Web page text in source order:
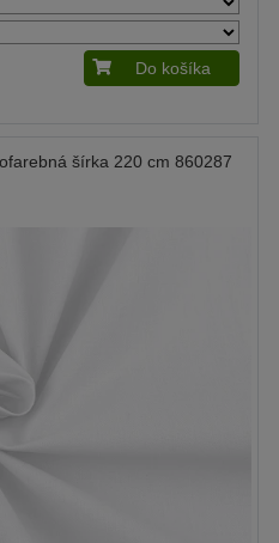
Do košíka
šírka 220 cm 860287